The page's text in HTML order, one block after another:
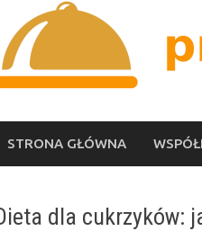
STRONA GŁÓWNA
dla cukrzyków: